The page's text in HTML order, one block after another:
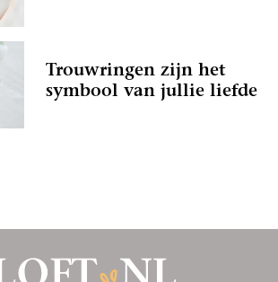
Trouwringen zijn het
symbool van jullie liefde